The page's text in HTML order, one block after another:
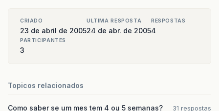
CRIADO
23 de abril de 2005
ULTIMA RESPOSTA
24 de abr. de 2005
RESPOSTAS
4
PARTICIPANTES
3
Topicos relacionados
Como saber se um mes tem 4 ou 5 semanas?
31 respostas